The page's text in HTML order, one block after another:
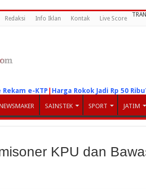
Redaksi Info Iklan Kontak Live Score
e-KTP Harga Rokok Jadi Rp 50
SAINSTEK SPORT JATIM
KPU dan